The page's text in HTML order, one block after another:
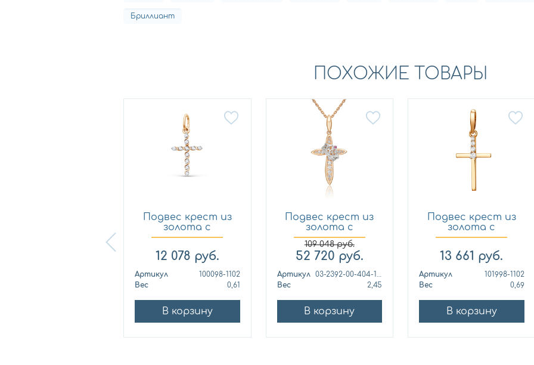
Бриллиант
ПОХОЖИЕ ТОВАРЫ
Подвес крест из
золота с
фианитом Дин...
12 078 руб.
Артикул
100098-1102
Вес
0,61
В корзину
Подвес крест из
золота с
фианитом Пла...
109 048руб.
52 720 руб.
Артикул
03-2392-00-404-1111-24
Вес
2,45
В корзину
Подвес крест из
золота с
фианитом Дин...
13 661 руб.
Артикул
101998-1102
Вес
0,69
В корзину